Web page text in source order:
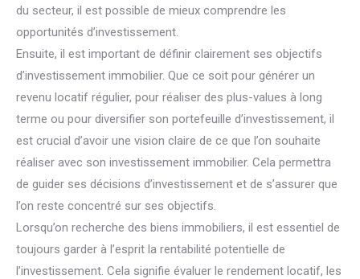
du secteur, il est possible de mieux comprendre les
opportunités d’investissement.
Ensuite, il est important de définir clairement ses objectifs
d’investissement immobilier. Que ce soit pour générer un
revenu locatif régulier, pour réaliser des plus-values à long
terme ou pour diversifier son portefeuille d’investissement, il
est crucial d’avoir une vision claire de ce que l’on souhaite
réaliser avec son investissement immobilier. Cela permettra
de guider ses décisions d’investissement et de s’assurer que
l’on reste concentré sur ses objectifs.
Lorsqu’on recherche des biens immobiliers, il est essentiel de
toujours garder à l’esprit la rentabilité potentielle de
l’investissement. Cela signifie évaluer le rendement locatif, les